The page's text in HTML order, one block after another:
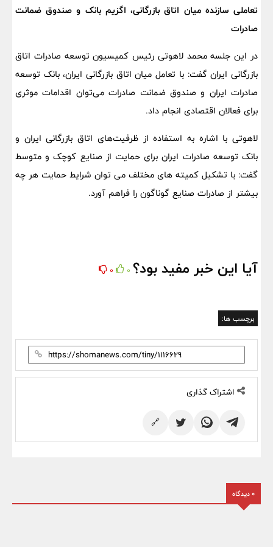
تعاملی سازنده میان اتاق بازرگانی، اگزیم بانک و صندوق ضمانت
صادرات
در این جلسه محمد لاهوتی رئیس کمیسیون توسعه صادرات اتاق
بازرگانی ایران گفت: با تعامل میان اتاق بازرگانی ایران، بانک توسعه
صادرات ایران و صندوق ضمانت صادرات می‌توان اقدامات موثری
برای فعالان اقتصادی انجام داد.
لاهوتی با اشاره به استفاده از ظرفیت‌های اتاق بازرگانی ایران و
بانک توسعه صادرات ایران برای حمایت از صنایع کوچک و متوسط
گفت: با تشکیل کمیته های مختلف می توان شرایط حمایت هر چه
بیشتر از صادرات صنایع گوناگون را فراهم آورد.
آیا این خبر مفید بود؟ 0
0
برچسب ها:
اشتراک گذاری
🔗
0 دیدگاه